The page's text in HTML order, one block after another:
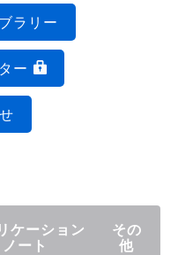
ラリー
ー
ケーション
ノート
その
他